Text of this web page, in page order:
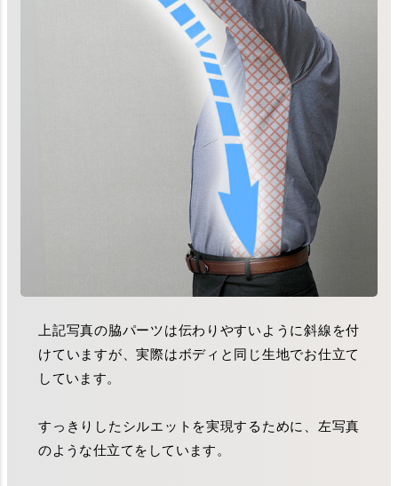
上記写真の脇パーツは伝わりやすいように斜線を付
けていますが、実際はボディと同じ生地でお仕立て
しています。
すっきりしたシルエットを実現するために、左写真
のような仕立てをしています。